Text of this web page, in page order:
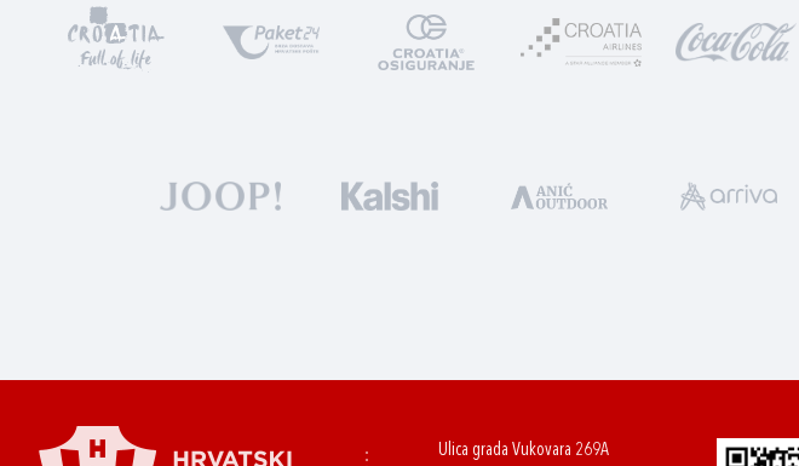
Ulica grada Vukovara 269A